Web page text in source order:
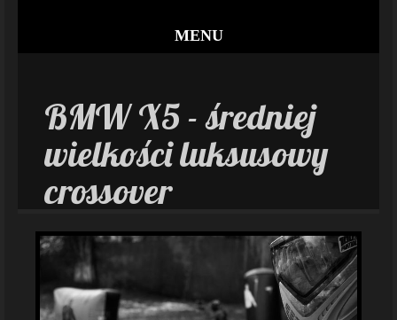
MENU
BMW X5 - średniej
wielkości luksusowy
crossover